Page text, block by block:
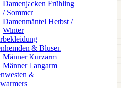
Damenjacken Frühling
/ Sommer
Damenmäntel Herbst /
Winter
& Blusen
Männer Kurzarm
Männer Langarm
&